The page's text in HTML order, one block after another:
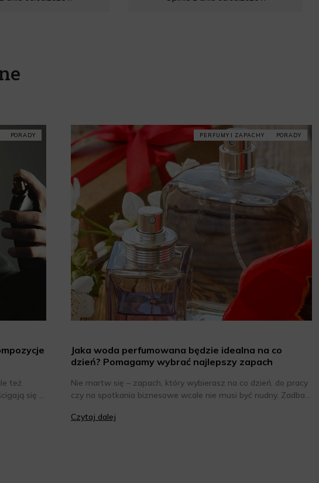
PORADY
też
się w
PERFUMY I ZAPACHY PORADY
Jaka woda perfumowana będzie idealna na co
dzień? Pomagamy wybrać najlepszy zapach
Nie martw się – zapach, który wybierasz na co dzień, do pracy
czy na spotkania biznesowe wcale nie musi być nudny. Zadbaj
kompozycja, której używasz na wieczór w gronie znajomych.
Czytaj dalej